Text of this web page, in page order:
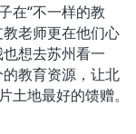
在“不一样的教
老师更在他们心
想去苏州看一
教育资源，让北
土地最好的馈赠。